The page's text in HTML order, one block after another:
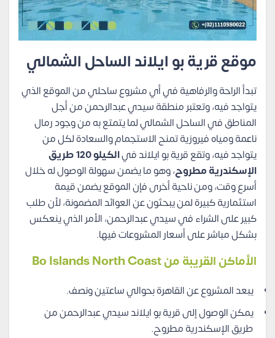
موقع قرية بو ايلاند الساحل الشمالي
تبدأ الراحة والرفاهية في أي مشروع ساحلي من الموقع الذي
يتواجد فيه، وتعتبر منطقة سيدي عبدالرحمن من أجل
المناطق في الساحل الشمالي لما يتمتع به من وجود رمال
ناعمة ومياه فيروزية تمنح الاستجمام والسعادة لكل من
يتواجد فيه، وتقع قرية بو ايلاند في
الكيلو 120 طريق
الإسكندرية مطروح، وهو ما يضمن سهولة الوصول له خلال
أسرع وقت، ومن ناحية أخرى فإن الموقع يضمن قيمة
استثمارية كبيرة لمن يبحثون عن العوائد المضمونة، لأن طلب
كبير على الشراء في سيدي عبدالرحمن، الأمر الذي ينعكس
بشكل مباشر على أسعار المشروعات فيها.
الأماكن القريبة من Bo Islands North Coast
يبعد المشروع عن القاهرة بحوالي ساعتين ونصف.
يمكن الوصول إلى قرية بو ايلاند سيدي عبدالرحمن من
طريق الإسكندرية مطروح.